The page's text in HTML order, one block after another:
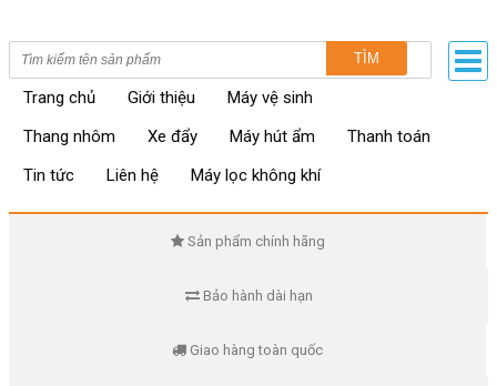
TÌM
Trang chủ Giới thiệu
Máy vệ sinh
Thang nhôm
Xe đẩy Máy hút ẩm
Thanh toán
Tin tức
Liên hệ Máy lọc không khí
Sản phẩm chính hãng
Bảo hành dài hạn
Giao hàng toàn quốc